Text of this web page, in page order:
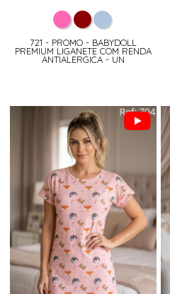
721 - PROMO - BABYDOLL
PREMIUM LIGANETE COM RENDA
ANTIALERGICA - UN